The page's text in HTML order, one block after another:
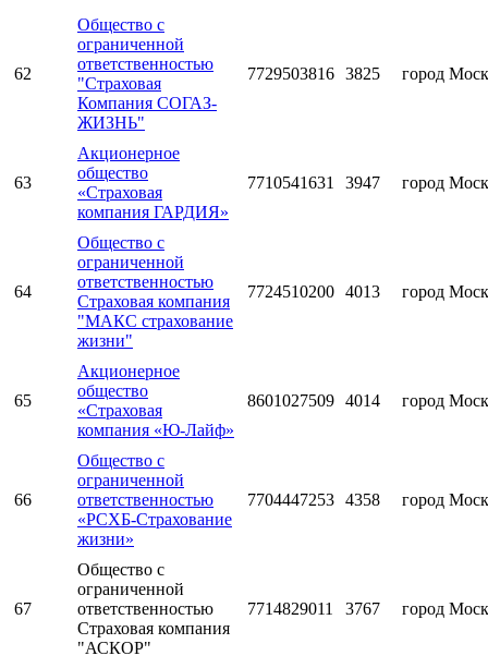
62
Общество с
ограниченной
ответственностью
"Страховая
Компания СОГАЗ-
ЖИЗНЬ"
7729503816 3825 город
63
Акционерное
общество
«Страховая
компания ГАРДИЯ»
7710541631 3947 город
64
Общество с
ограниченной
ответственностью
Страховая компания
"МАКС страхование
жизни"
7724510200 4013 город
65
Акционерное
общество
«Страховая
компания «Ю-Лайф»
8601027509 4014 город
66
Общество с
ограниченной
ответственностью
«РСХБ-Страхование
жизни»
7704447253 4358 город
67
Общество с
ограниченной
ответственностью
Страховая компания
"АСКОР"
7714829011 3767 город